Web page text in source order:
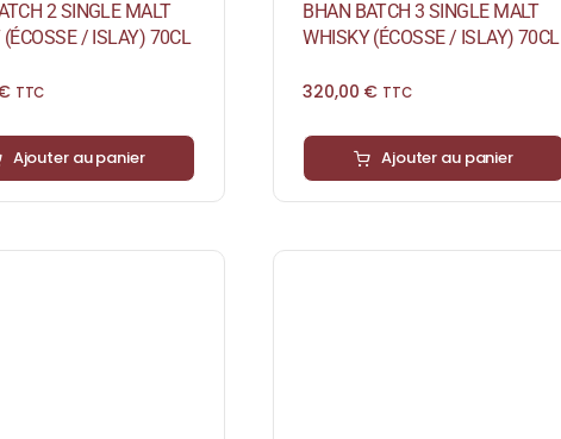
2 SINGLE MALT
/ ISLAY) 70CL
TTC
Ajouter au panier
BHAN BATCH 3 SINGLE MALT
WHISKY (ÉCOSSE / ISLAY) 70CL
320,00 € TTC
Ajouter au panier